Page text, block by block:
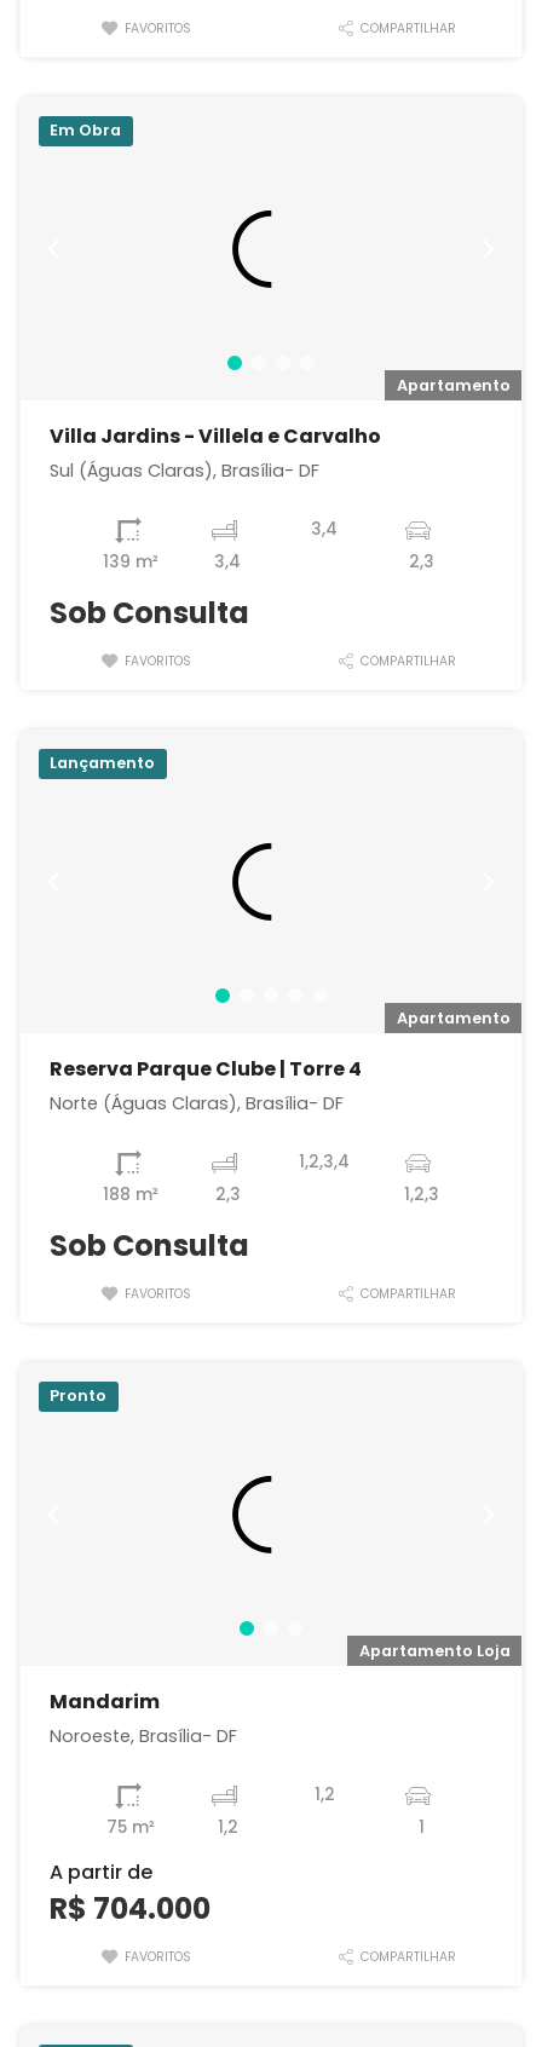
FAVORITOS COMPARTILHAR
Apartamento
Em Obra
Villa Jardins - Villela e Carvalho
Sul (Águas Claras), Brasília- DF
139 m² 3,4
3,4
2,3
Sob Consulta
FAVORITOS COMPARTILHAR
Apartamento
Lançamento
Reserva Parque Clube | Torre 4
Norte (Águas Claras), Brasília- DF
188 m² 2,3
1,2,3,4
1,2,3
Sob Consulta
FAVORITOS COMPARTILHAR
Apartamento Loja
Pronto
Mandarim
Noroeste, Brasília- DF
75 m² 1,2
1,2
1
A partir de
R$ 704.000
FAVORITOS COMPARTILHAR